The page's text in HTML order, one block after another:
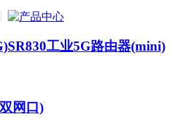
SR830工业5G路由器(mini)
网口)